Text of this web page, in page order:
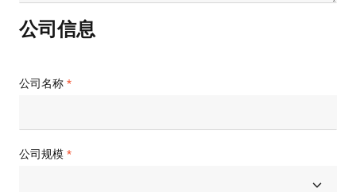
公司信息
公司名称
公司规模